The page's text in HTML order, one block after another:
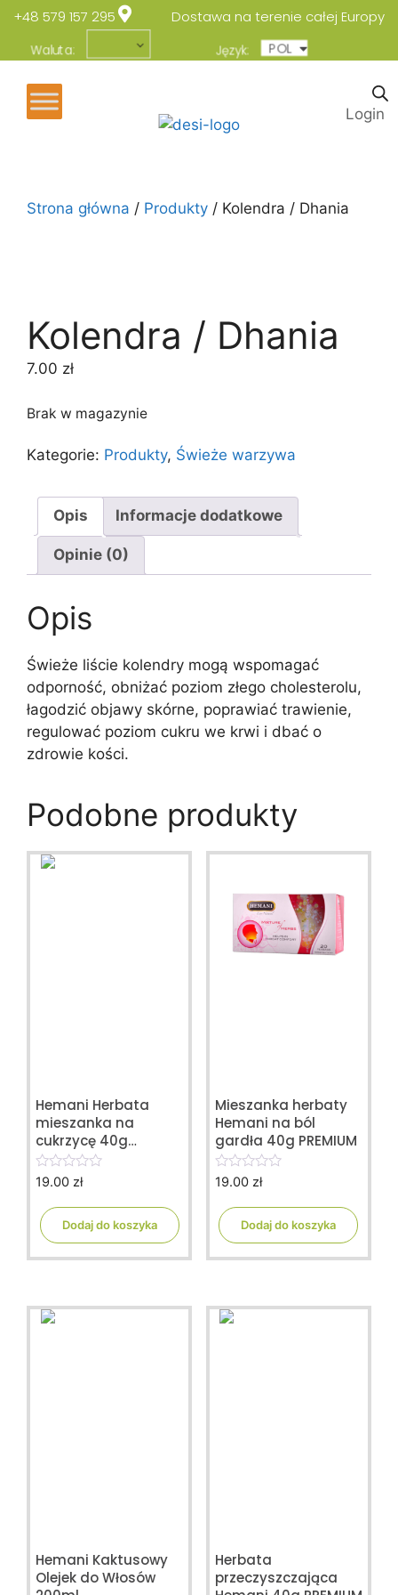
+48 579 157 295 Dostawa na terenie całej Europy
Waluta: Język: POL
ENG
Login
Strona główna / Produkty / Kolendra / Dhania
Kolendra / Dhania
7.00 zł
Brak w magazynie
Kategorie: Produkty, Świeże warzywa
Opis Informacje dodatkowe
Opinie (0)
Opis
Świeże liście kolendry mogą wspomagać
odporność, obniżać poziom złego cholesterolu,
łagodzić objawy skórne, poprawiać trawienie,
regulować poziom cukru we krwi i dbać o
zdrowie kości.
Podobne produkty
Hemani Herbata
mieszanka na
cukrzycę 40g
PREMIUM
0
o
5
19.00 zł
Dodaj do koszyka
Mieszanka herbaty
Hemani na ból
gardła 40g PREMIUM
0
o
5
19.00 zł
Dodaj do koszyka
Hemani Kaktusowy
Olejek do Włosów
Herbata
przeczyszczająca